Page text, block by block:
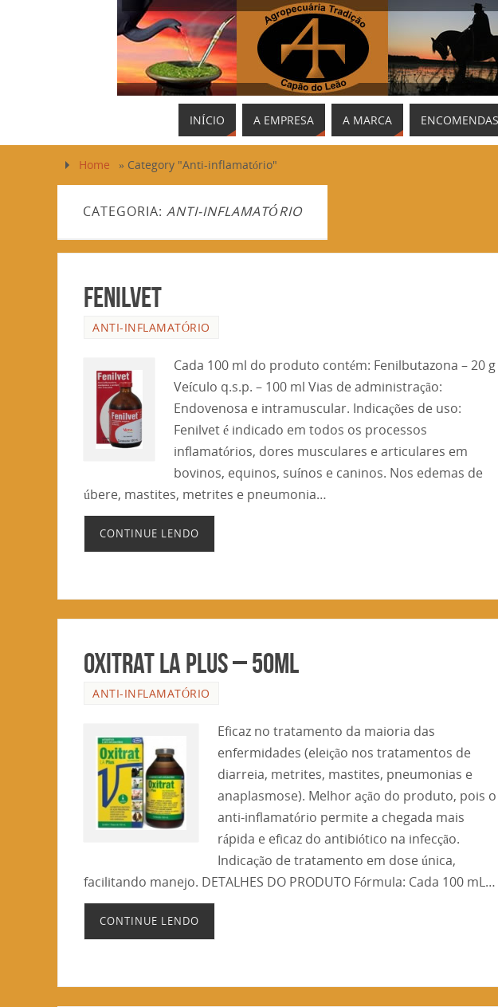
INÍCIO A EMPRESA A MARCA ENCOMENDAS
Home » Category "Anti-inflamatório"
CATEGORIA: ANTI-INFLAMATÓRIO
Fenilvet
ANTI-INFLAMATÓRIO
Cada 100 ml do produto contém: Fenilbutazona – 20 g
Veículo q.s.p. – 100 ml Vias de administração:
Endovenosa e intramuscular. Indicações de uso:
Fenilvet é indicado em todos os processos
inflamatórios, dores musculares e articulares em
bovinos, equinos, suínos e caninos. Nos edemas de
úbere, mastites, metrites e pneumonia…
CONTINUE LENDO
OXITRAT LA PLUS – 50ml
ANTI-INFLAMATÓRIO
Eficaz no tratamento da maioria das
enfermidades (eleição nos tratamentos de
diarreia, metrites, mastites, pneumonias e
anaplasmose). Melhor ação do produto, pois o
anti-inflamatório permite a chegada mais
rápida e eficaz do antibiótico na infecção.
Indicação de tratamento em dose única,
facilitando manejo. DETALHES DO PRODUTO Fórmula: Cada 100 mL…
CONTINUE LENDO